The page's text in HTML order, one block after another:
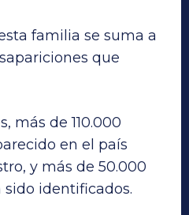
familia se suma a
que
más de 110.000
en el país
y más de 50.000
identificados.